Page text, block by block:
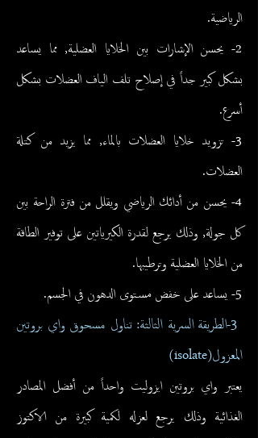
الرياضية.
2- يحسن الإشارات بين الخلايا العضلية, مما يساعد
بشكل كبير جداً في إصلاح تلف الياف العضلات بشكل
أسرع.
3- تزو
يد خلايا العضلات بالماء, مما يزيد من كتلة
العضلات.
4- يحسن من أدائك الرياضي ويقلل من فترة الراحة بين
كل جولة, وذلك يرجع لقدرة الكيرياتين على توفير الطاقة
من الخلايا العضلية وترطيبها.
5- يساعد على خفض مستوى الدهون في الجسم.
3 -الطريقة السرية الثالثة: تناول مسحوق واي بروتين
المعزول(isolate)
يعتبر واي بروتين ايزوليت واحداً من أفضل المصادر
الغذائية وذلك يرجع لعزله لكمية كبيرة من الاكتوز